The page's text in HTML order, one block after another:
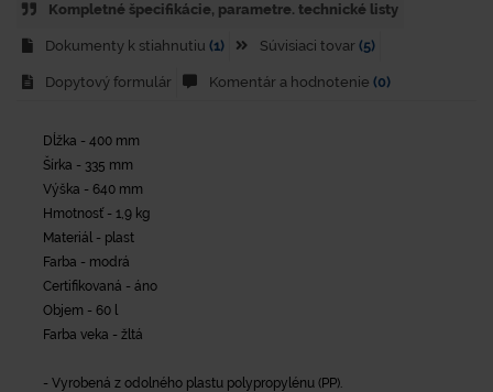
Kompletné špecifikácie, parametre. technické listy
Dokumenty k stiahnutiu (1) Súvisiaci tovar (5)
Dopytový formulár Komentár a hodnotenie (0)
Dĺžka - 400 mm
Šírka - 335 mm
Výška - 640 mm
Hmotnosť - 1,9 kg
Materiál - plast
Farba - modrá
Certifikovaná - áno
Objem - 60 l
Farba veka - žltá
- Vyrobená z odolného plastu polypropylénu (PP).